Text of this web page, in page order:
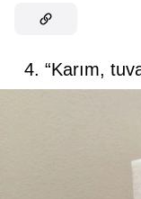
4. “Karım,